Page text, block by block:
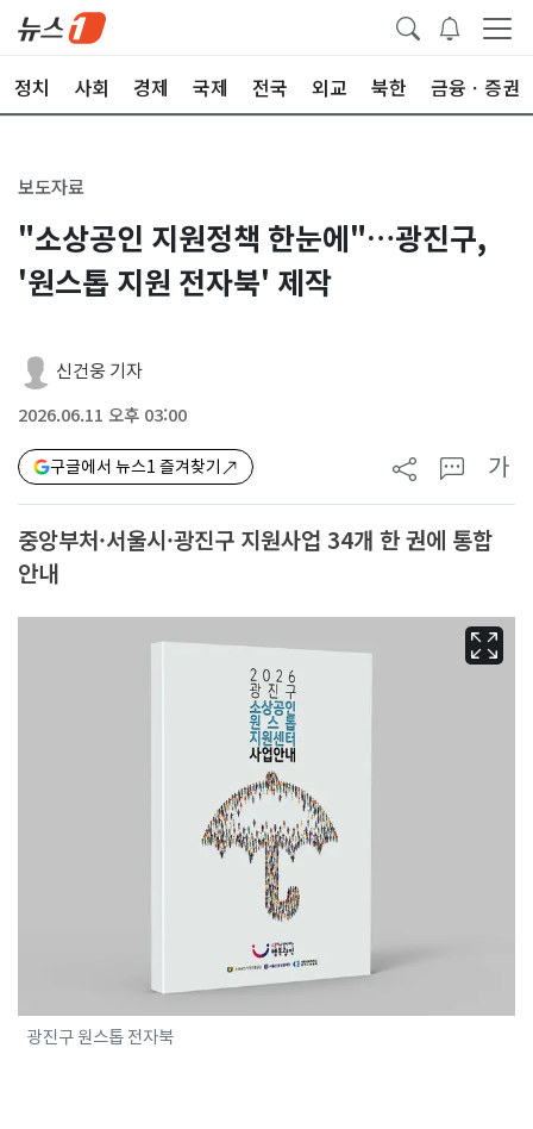
정치 사회 경제 국제 전국 외교 북한 금융ㆍ증권
보도자료
"소상공인 지원정책 한눈에"…광진구,
'원스톱 지원 전자북' 제작
신건웅 기자
2026.06.11 오후 03:00
구글에서 뉴스1 즐겨찾기 가
중앙부처·서울시·광진구 지원사업 34개 한 권에 통합
안내
광진구 원스톱 전자북